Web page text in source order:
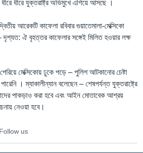
ধীরে যুক্তরাষ্ট্র অভিমুখে এগিয়ে আসছে ।
আরেকটি কাফেলা রবিবার গুয়াতেমালা-মেক্সিকো
দৃশ্যত: ঐ বৃহত্তর কাফেলার সঙ্গেই মিলিত হওয়ার লক্ষ
মেক্সিকোয় ঢুকে পড়ে – পুলিশ আটকানোর চেষ্টা
। ম্যাকালীন্যান বলেছেন – শেষপর্যন্ত যুক্তরাষ্ট্রে
পাকড়াও করা হবে এবং আইন মোতাবেক আশ্রয়
নেওয়া হবে।
Follow us